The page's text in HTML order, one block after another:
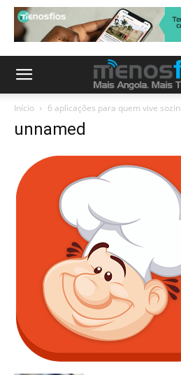
Início 6 aplicações para quem vive
unnamed